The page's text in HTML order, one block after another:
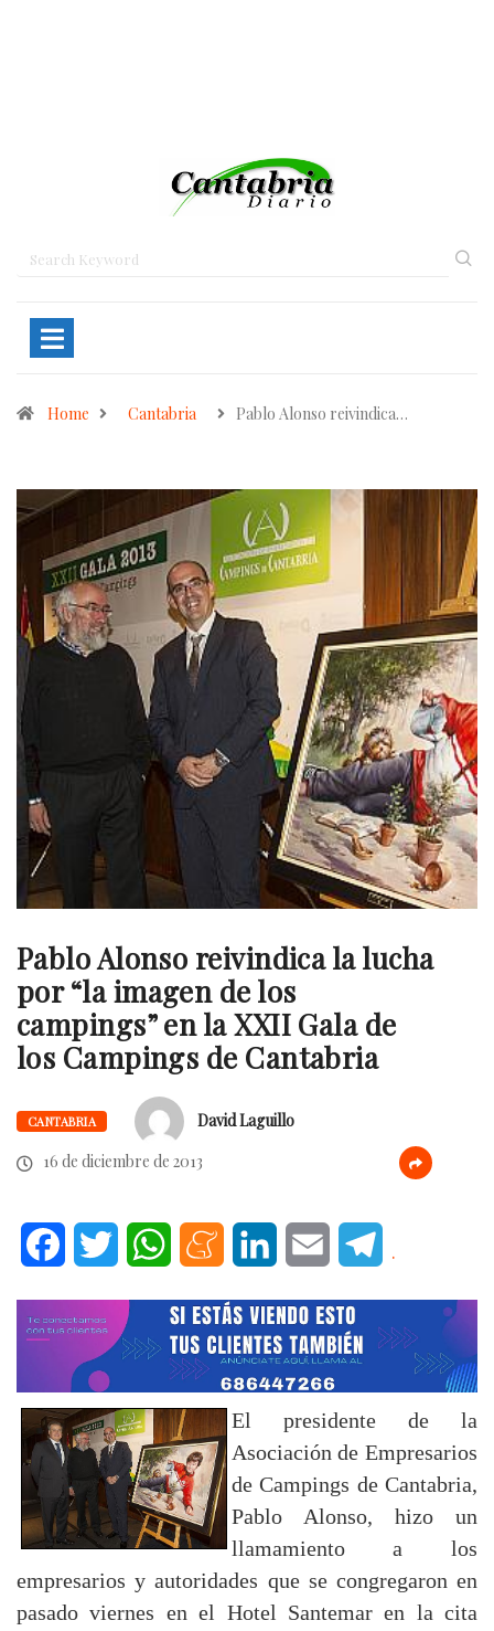
Home Cantabria Pablo Alonso reivindica…
Pablo Alonso reivindica la lucha
por “la imagen de los
campings” en la XXII Gala de
los Campings de Cantabria
CANTABRIA
David Laguillo
16 de diciembre de 2013
FacebookTwitter WhatsAppMeneameLinkedInEmail .
El presidente de la
Asociación de Empresarios
de Campings de Cantabria,
Pablo Alonso, hizo un
llamamiento a los
empresarios y autoridades que se congregaron en
pasado viernes en el Hotel Santemar en la cita